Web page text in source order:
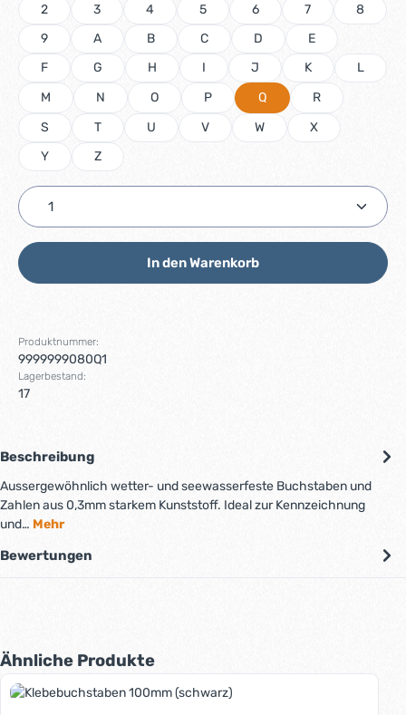
2
3 4 5 6 7
8
9
A B C D
E
F
G H I J K
L
M
N O P Q
R
S
T U V W
X
Y
Z
Produkt Anzahl: Gib den gewünschten Wert ein
In den Warenkorb
Produktnummer:
9999999080Q1
Lagerbestand:
17
Beschreibung
Aussergewöhnlich wetter- und seewasserfeste Buchstaben und
Zahlen aus 0,3mm starkem Kunststoff. Ideal zur Kennzeichnung
und… Mehr
Bewertungen
Produktgalerie überspringen
Ähnliche Produkte